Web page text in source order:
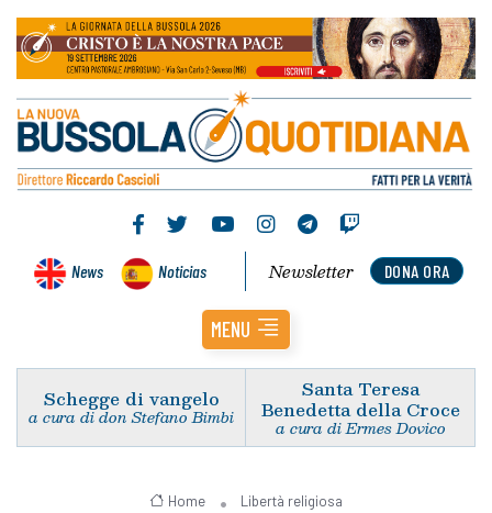
News Noticias DONA ORA
Newsletter
MENU
Schegge di vangelo
a cura di don Stefano Bimbi
Santa Teresa
Benedetta della Croce
a cura di Ermes Dovico
Home Libertà religiosa